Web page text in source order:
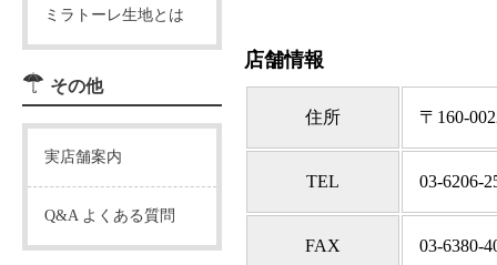
ミラトーレ生地とは
その他
実店舗案内
Q&A よくある質問
店舗情報
住所 〒160-
TEL 03-6206-
FAX 03-6380-